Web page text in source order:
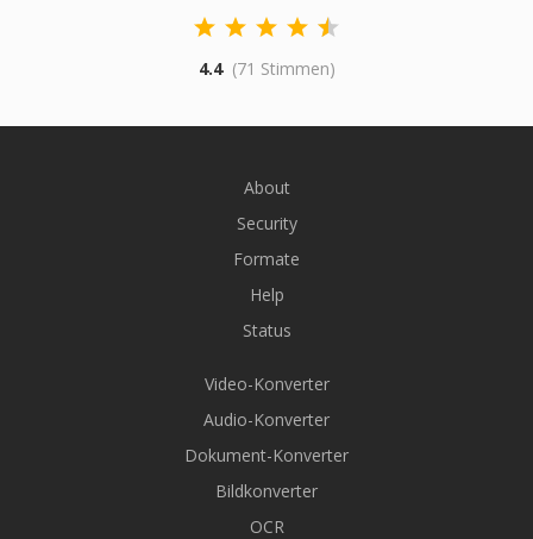
4.4 (71 Stimmen)
About
Security
Formate
Help
Status
Video-Konverter
Audio-Konverter
Dokument-Konverter
Bildkonverter
OCR